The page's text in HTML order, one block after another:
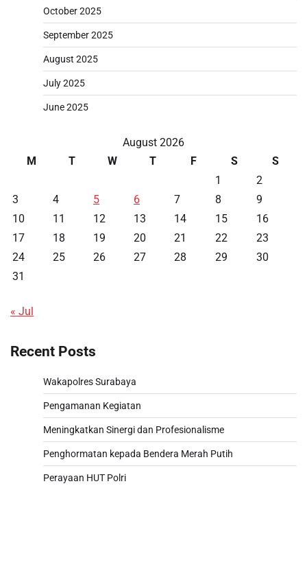
October 2025
September 2025
August 2025
July 2025
June 2025
August 2026
M
T W T F S
S
1
2
3
4 5 6 7 8
9
10
11 12 13 14 15
16
17
18 19 20 21 22
23
24
25 26 27 28 29
30
31
« Jul
Recent Posts
Wakapolres Surabaya
Pengamanan Kegiatan
Meningkatkan Sinergi dan Profesionalisme
Penghormatan kepada Bendera Merah Putih
Perayaan HUT Polri